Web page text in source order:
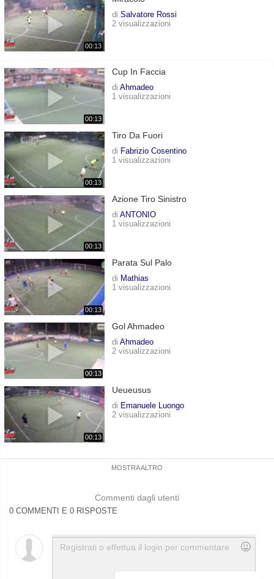
00:13
di Salvatore Rossi
2 visualizzazioni
00:13
Cup In Faccia
di Ahmadeo
1 visualizzazioni
00:13
Tiro Da Fuori
di Fabrizio Cosentino
1 visualizzazioni
00:13
Azione Tiro Sinistro
di ANTONIO
1 visualizzazioni
00:13
Parata Sul Palo
di Mathias
1 visualizzazioni
00:13
Gol Ahmadeo
di Ahmadeo
2 visualizzazioni
00:13
Ueueusus
di Emanuele Luongo
2 visualizzazioni
MOSTRA ALTRO
Commenti dagli utenti
0 COMMENTI E 0 RISPOSTE